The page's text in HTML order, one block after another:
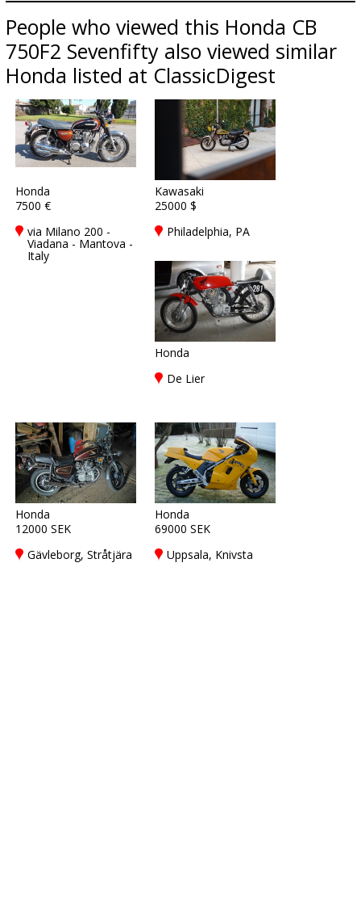
People who viewed this Honda CB
750F2 Sevenfifty also viewed similar
Honda listed at ClassicDigest
Honda
7500 €
via Milano 200 -
Viadana - Mantova -
Italy
Kawasaki
25000 $
Philadelphia, PA
Honda
De Lier
Honda
12000 SEK
Gävleborg, Stråtjära
Honda
69000 SEK
Uppsala, Knivsta